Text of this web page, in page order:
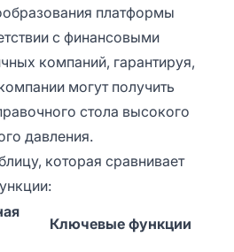
платформы
с финансовыми
компаний, гарантируя,
могут получить
стола высокого
давления.
которая сравнивает
Ключевые функции